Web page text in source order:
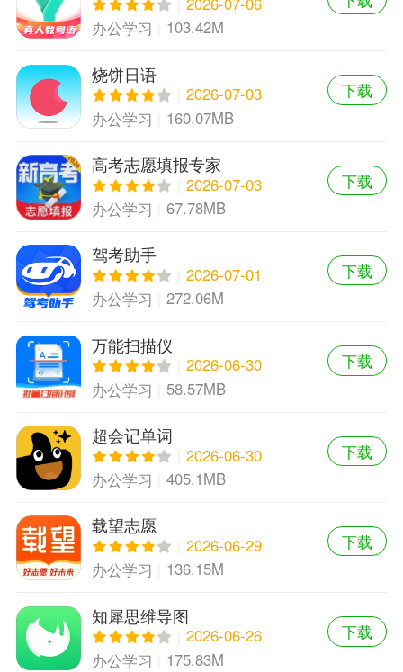
办公学习
103.42M
烧饼日语
2026-07-03
办公学习
160.07MB
下载
高考志愿填报专家
2026-07-03
办公学习
67.78MB
下载
驾考助手
2026-07-01
办公学习
272.06M
下载
万能扫描仪
2026-06-30
办公学习
58.57MB
下载
超会记单词
2026-06-30
办公学习
405.1MB
下载
载望志愿
2026-06-29
办公学习
136.15M
下载
知犀思维导图
2026-06-26
办公学习
175.83M
下载